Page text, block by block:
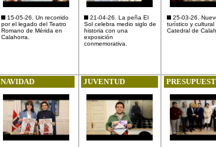
15-05-26. Un recorrido
por el legado del Teatro
Romano de Mérida en
Calahorra.
21-04-26. La peña El
Sol celebra medio siglo de
historia con una
exposición
conmemorativa.
25-03-26.
turístico y cultural
Catedral de
NAVIDAD JUVENTUD